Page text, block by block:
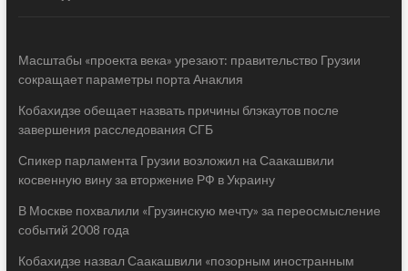
Масштабы «проекта века» урезают: правительство Грузии
сокращает параметры порта Анаклия
Кобахидзе обещает назвать причины блэкаутов после
завершения расследования СГБ
Спикер парламента Грузии возложил на Саакашвили
косвенную вину за вторжение РФ в Украину
В Москве похвалили «Грузинскую мечту» за переосмысление
событий 2008 года
Кобахидзе назвал Саакашвили «позорным иностранным